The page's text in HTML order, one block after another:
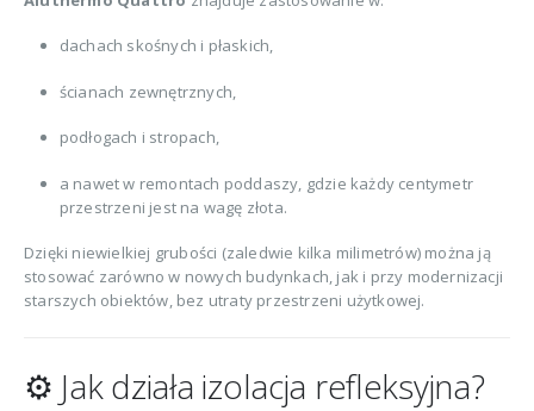
dachach skośnych i płaskich,
ścianach zewnętrznych,
podłogach i stropach,
a nawet w remontach poddaszy, gdzie każdy centymetr
przestrzeni jest na wagę złota.
Dzięki niewielkiej grubości (zaledwie kilka milimetrów) można ją
stosować zarówno w nowych budynkach, jak i przy modernizacji
starszych obiektów, bez utraty przestrzeni użytkowej.
⚙️ Jak działa izolacja refleksyjna?